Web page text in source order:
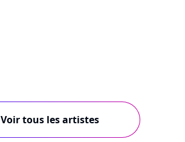
Voir tous les artistes